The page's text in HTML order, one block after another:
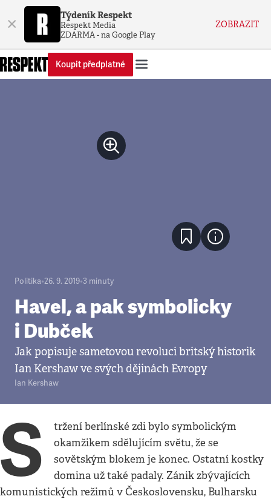
× Týdeník Respekt
Respekt Media
ZDARMA - na Google Play
ZOBRAZIT
Koupit předplatné
Politika•26. 9. 2019•3 minuty
Havel, a pak symbolicky
i Dubček
Jak popisuje sametovou revoluci britský historik
Ian Kershaw ve svých dějinách Evropy
Ian Kershaw
S
tržení berlínské zdi bylo symbolickým
okamžikem sdělujícím světu, že se
sovětským blokem je konec. Ostatní kostky
domina už také padaly. Zánik zbývajících
komunistických režimů v Československu, Bulharsku